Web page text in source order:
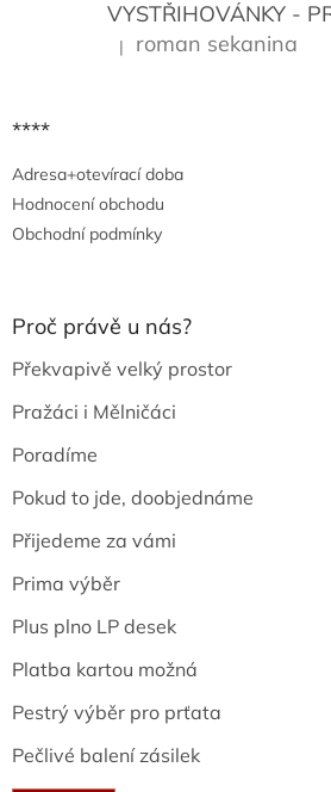
Hodnocení produktu je 5 z 5
| roman sekanina
****
Adresa+otevírací doba
Hodnocení obchodu
Obchodní podmínky
Proč právě u nás?
Překvapivě velký prostor
Pražáci i Mělničáci
Poradíme
Pokud to jde, doobjednáme
Přijedeme za vámi
Prima výběr
Plus plno LP desek
Platba kartou možná
Pestrý výběr pro prťata
Pečlivé balení zásilek